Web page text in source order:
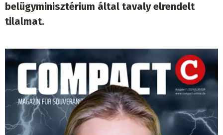
belügyminisztérium által tavaly elrendelt
tilalmat.